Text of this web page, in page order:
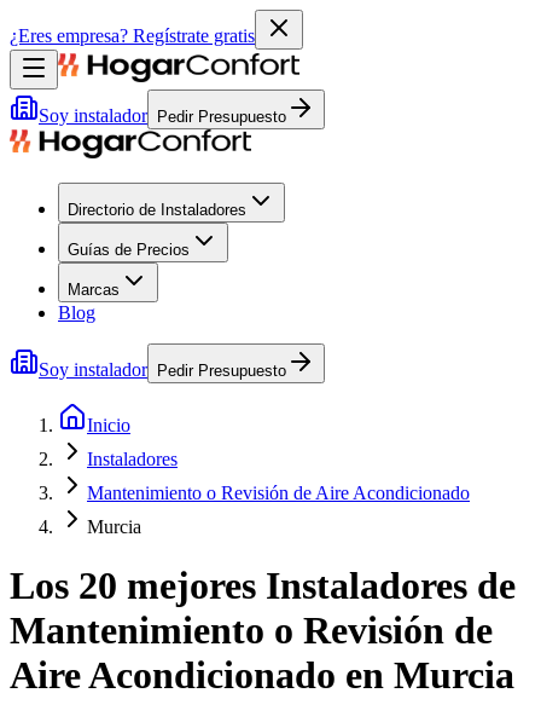
¿Eres empresa? Regístrate gratis
Soy instalador Pedir Presupuesto
Directorio de Instaladores
Guías de Precios
Marcas
Blog
Soy instalador Pedir Presupuesto
Inicio
Instaladores
Mantenimiento o Revisión de Aire Acondicionado
Murcia
Los 20 mejores Instaladores de
Mantenimiento o Revisión de
Aire Acondicionado en Murcia